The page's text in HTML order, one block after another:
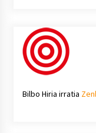
Bilbo Hiria irratia